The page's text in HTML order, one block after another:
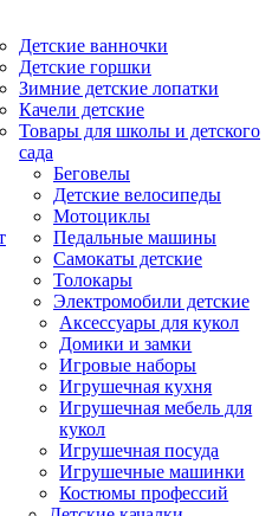
Детские ванночки
Детские горшки
Зимние детские лопатки
Качели детские
Товары для школы и детского
сада
Беговелы
Детские велосипеды
Мотоциклы
Педальные машины
Самокаты детские
Толокары
Электромобили детские
Аксессуары для кукол
Домики и замки
Игровые наборы
Игрушечная кухня
Игрушечная мебель для
кукол
Игрушечная посуда
Игрушечные машинки
Костюмы профессий